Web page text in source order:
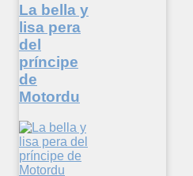
La bella y
lisa pera
del
príncipe
de
Motordu